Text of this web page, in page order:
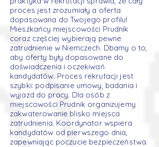
proces jest zrozumiały a oferta
dopasowana do Twojego profilu!
Mieszkańcy miejscowości Prudnik
coraz częściej wybierają pewne
zatrudnienie w Niemczech. Dbamy o to,
aby oferty były dopasowane do
doświadczenia i oczekiwań
kandydatów. Proces rekrutacji jest
szybki: podpisanie umowy, badania i
wyjazd do pracy. Dla osób z
miejscowości Prudnik organizujemy
zakwaterowanie blisko miejsca
zatrudnienia. Koordynator wspiera
kandydatów od pierwszego dnia,
zapewniając poczucie bezpieczeństwa.